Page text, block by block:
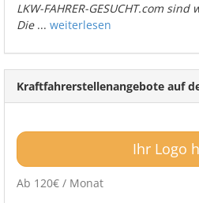
LKW-FAHRER-GESUCHT.com
Die... weiterlesen
Kraftfahrerstellenangebote auf
Ihr Logo
Ab 120€ / Monat